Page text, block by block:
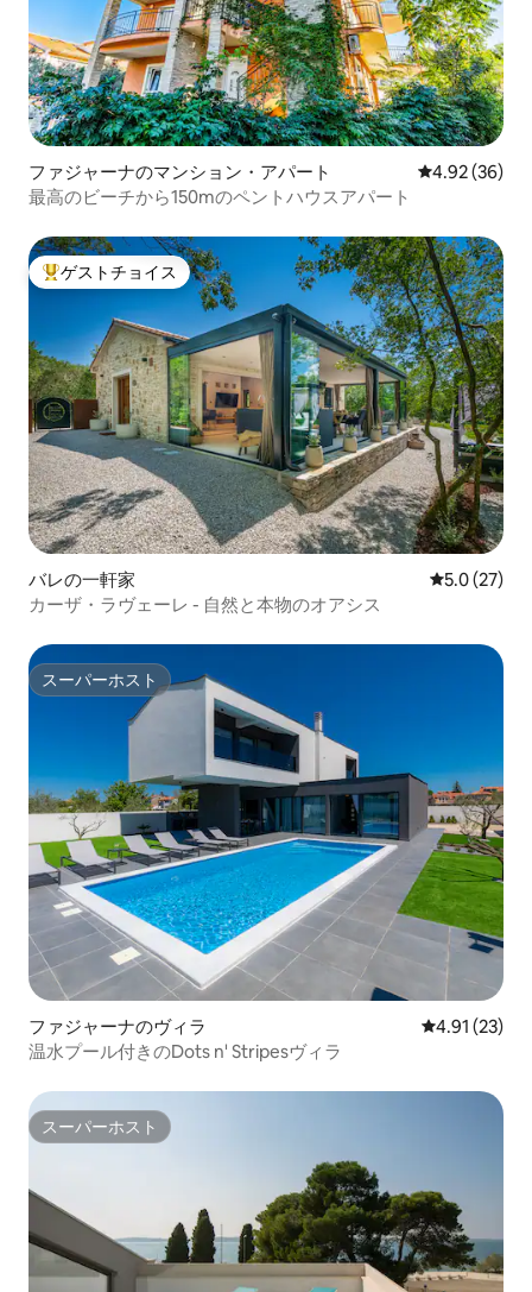
ファジャーナのマンション・アパート レビュー36
4.92 (36)
最高のビーチから150mのペントハウスアパート
大好評のゲストチョイスです。
ゲストチョイス
バレの一軒家 レビュー27
5.0 (27)
カーザ・ラヴェーレ - 自然と本物のオアシス
スーパーホスト
スーパーホスト
ファジャーナのヴィラ レビュー23
4.91 (23)
温水プール付きのDots n' Stripesヴィラ
スーパーホスト
スーパーホスト